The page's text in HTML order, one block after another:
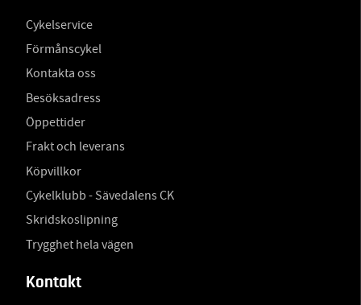
Cykelservice
Förmånscykel
Kontakta oss
Besöksadress
Öppettider
Frakt och leverans
Köpvillkor
Cykelklubb - Sävedalens CK
Skridskoslipning
Trygghet hela vägen
Kontakt